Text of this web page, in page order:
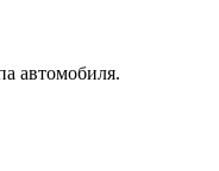
автомобиля.